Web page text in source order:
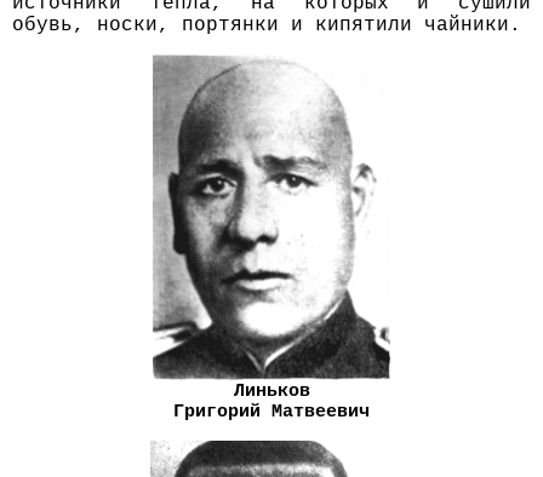
обувь, носки, портянки и кипятили чайники.
Линьков
Григорий Матвеевич